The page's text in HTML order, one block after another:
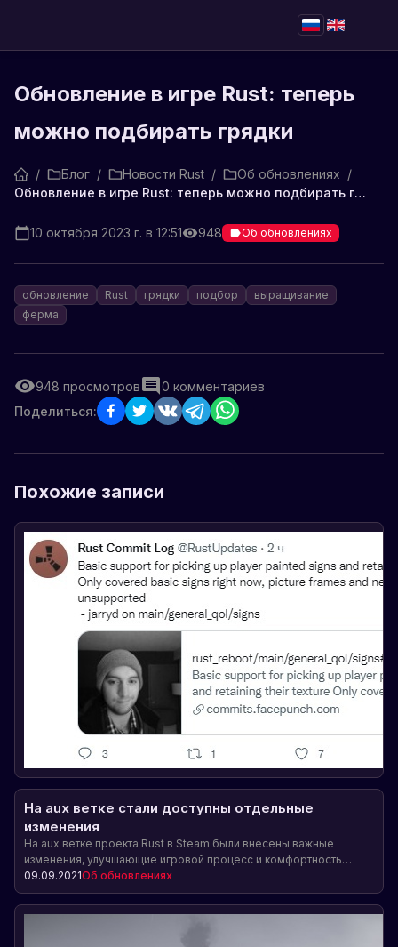
Обновление в игре Rust: теперь
можно подбирать грядки
/ Блог / Новости Rust / Об обновлениях /
Обновление в игре Rust: теперь можно подбирать грядки
10 октября 2023 г. в 12:51 948 Об обновлениях
обновление Rust грядки подбор
выращивание
ферма
948 просмотров 0 комментариев
Поделиться:
Похожие записи
На aux ветке стали доступны отдельные
изменения
На aux ветке проекта Rust в Steam были внесены важные
изменения, улучшающие игровой процесс и комфортность
игроков. Обновления включают автоматическое прикрепление
грядки к фундаменту, возможность приземления воздушного
транспорта на грузовой корабль, сохранение содержимого
09.09.2021Об обновлениях